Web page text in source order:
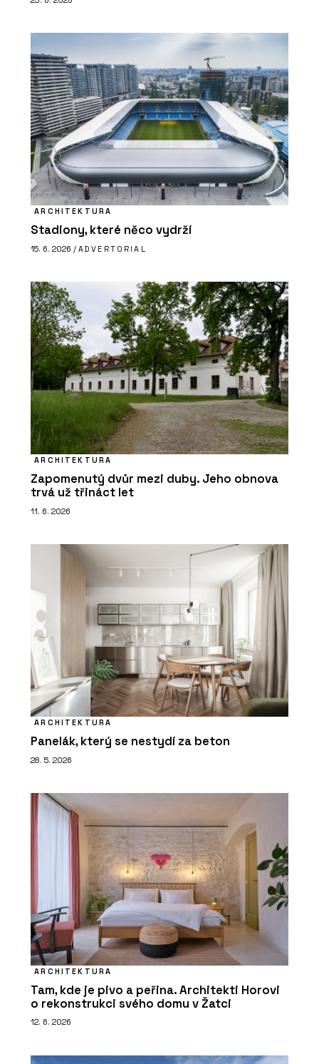
ARCHITEKTURA
Stadiony, které něco vydrží
15. 6. 2026 / ADVERTORIAL
ARCHITEKTURA
Zapomenutý dvůr mezi duby. Jeho obnova
trvá už třináct let
11. 6. 2026
ARCHITEKTURA
Panelák, který se nestydí za beton
28. 5. 2026
ARCHITEKTURA
Tam, kde je pivo a peřina. Architekti Horovi
o rekonstrukci svého domu v Žatci
12. 6. 2026